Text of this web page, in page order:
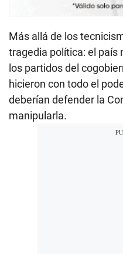
Más allá de los
tragedia política: el país
los partidos del
hicieron con todo el
deberían defender la
manipularla.